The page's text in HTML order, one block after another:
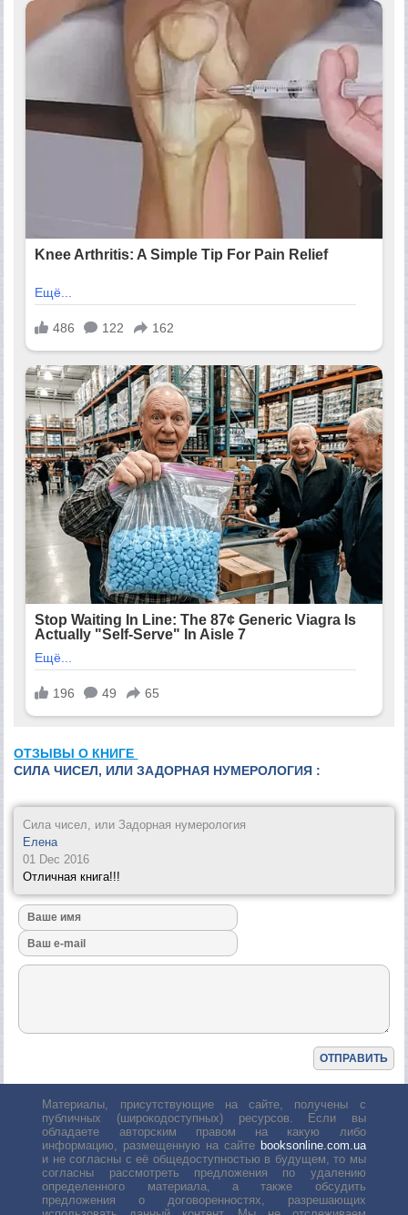
ОТЗЫВЫ О КНИГЕ
СИЛА ЧИСЕЛ, ИЛИ ЗАДОРНАЯ НУМЕРОЛОГИЯ :
Сила чисел, или Задорная нумерология
Елена
01 Dec 2016
Отличная книга!!!
Материалы, присутствующие на сайте, получены с
публичных (широкодоступных) ресурсов. Если вы
обладаете авторским правом на какую либо
информацию, размещенную на сайте booksonline.com.ua
и не согласны с её общедоступностью в будущем, то мы
согласны рассмотреть предложения по удалению
определенного материала, а также обсудить
предложения о договоренностях, разрешающих